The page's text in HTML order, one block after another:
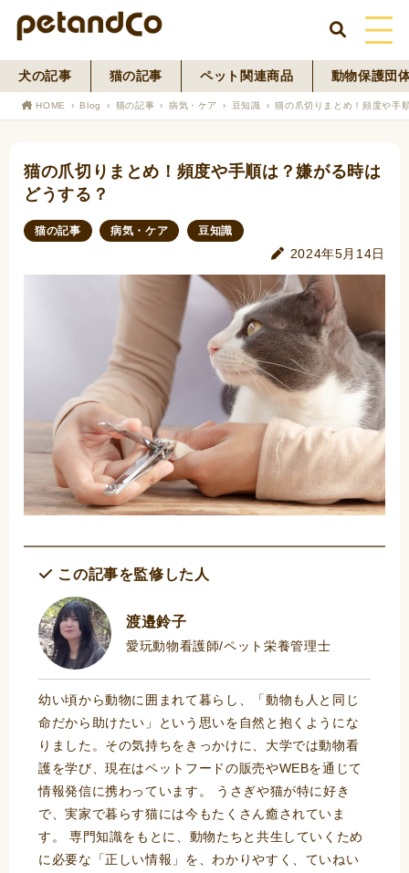
HOME
Blog
寄付活動
犬の記事 猫の記事 ペット関連商品 動物保護団
HOME Blog 猫の記事 病気・ケア 豆知識 猫の爪切りまとめ！頻度や手
猫の爪切りまとめ！頻度や手順は？嫌がる時は
どうする？
猫の記事 病気・ケア 豆知識
2024年5月14日
この記事を監修した人
渡邉鈴子
愛玩動物看護師/ペット栄養管理士
幼い頃から動物に囲まれて暮らし、「動物も人と同じ
命だから助けたい」という思いを自然と抱くようにな
りました。その気持ちをきっかけに、大学では動物看
護を学び、現在はペットフードの販売やWEBを通じて
情報発信に携わっています。 うさぎや猫が特に好き
で、実家で暮らす猫には今もたくさん癒されていま
す。 専門知識をもとに、動物たちと共生していくため
に必要な「正しい情報」を、わかりやすく、ていねい